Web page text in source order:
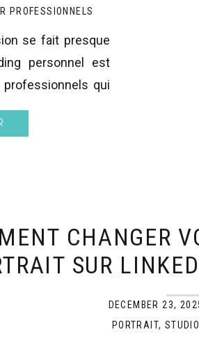
se fait presque
personnel est
qui
et attirer de
immobilier,
PROFESSIONNELS
PORTRAIT, STUDIO
DECEMBER 23,
CHANGER
SUR
PLUS DE